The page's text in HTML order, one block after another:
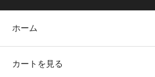
ホーム
カートを見る